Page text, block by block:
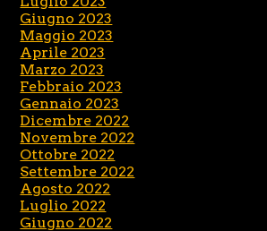
Giugno 2023
Maggio 2023
Aprile 2023
Marzo 2023
Febbraio 2023
Gennaio 2023
Dicembre 2022
Novembre 2022
Ottobre 2022
Settembre 2022
Agosto 2022
Luglio 2022
Giugno 2022